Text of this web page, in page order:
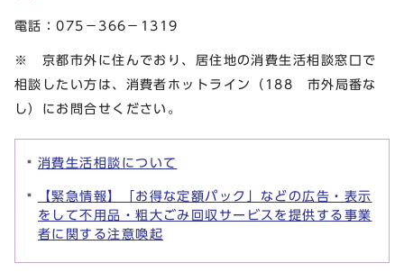
電話：075－366－1319
※ 京都市外に住んでおり、居住地の消費生活相談窓口で
相談したい方は、消費者ホットライン（188 市外局番な
し）にお問合せください。
消費生活相談について
【緊急情報】「お得な定額パック」などの広告・表示
をして不用品・粗大ごみ回収サービスを提供する事業
者に関する注意喚起